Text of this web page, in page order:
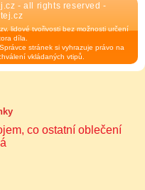
- all rights reserved -
lidové tvořivosti bez možnosti určení
díla.
stránek si vyhrazuje právo na
vkládaných vtipů.
co ostatní oblečení